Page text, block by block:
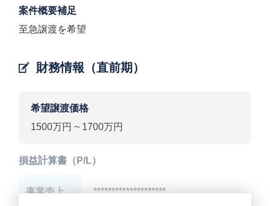
案件概要補足
至急譲渡を希望
財務情報（直前期）
希望譲渡価格
1500万円 ~ 1700万円
損益計算書（P/L）
事業売上 ********************